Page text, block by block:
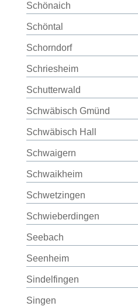
Schönaich
Schöntal
Schorndorf
Schriesheim
Schutterwald
Schwäbisch Gmünd
Schwäbisch Hall
Schwaigern
Schwaikheim
Schwetzingen
Schwieberdingen
Seebach
Seenheim
Sindelfingen
Singen